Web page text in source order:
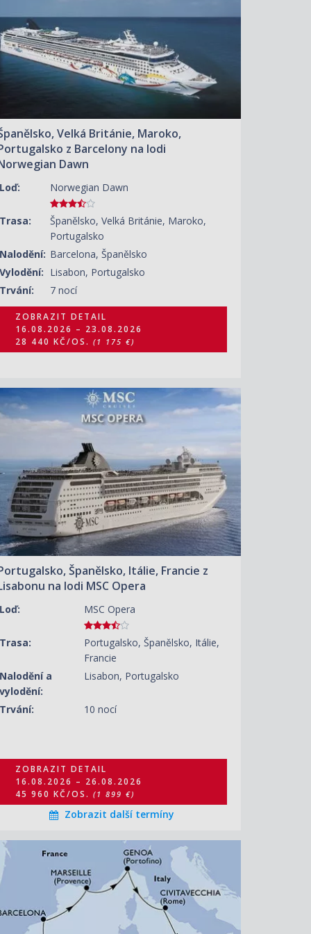
Velká Británie, Maroko,
z Barcelony na lodi
Dawn
Loď: Norwegian Dawn
Trasa:
Španělsko, Velká Británie, Maroko,
Portugalsko
Nalodění: Barcelona, Španělsko
Vylodění: Lisabon, Portugalsko
Trvání:
7 nocí
ZOBRAZIT DETAIL
16.08.2026 – 23.08.2026
28 440 KČ/OS. (1 175 €)
Španělsko, Itálie, Francie z
na lodi MSC Opera
Loď: MSC Opera
Trasa:
Portugalsko, Španělsko, Itálie,
Francie
Nalodění a
vylodění:
Lisabon, Portugalsko
Trvání: 10 nocí
ZOBRAZIT DETAIL
16.08.2026 – 26.08.2026
ZOBRAZIT DETAIL
26.08.2026 – 05.09.2026
31 920 KČ/OS.
(1 319 €)
ZOBRAZIT DETAIL
25.09.2026 – 05.10.2026
27 320 KČ/OS.
(1 129 €)
ZOBRAZIT DETAIL
16.08.2026 – 26.08.2026
45 960 KČ/OS. (1 899 €)
Zobrazit další termíny
ZOBRAZIT DETAIL
17.08.2026 – 24.08.2026
37 730 KČ/OS.
(1 559 €)
ZOBRAZIT DETAIL
24.08.2026 – 31.08.2026